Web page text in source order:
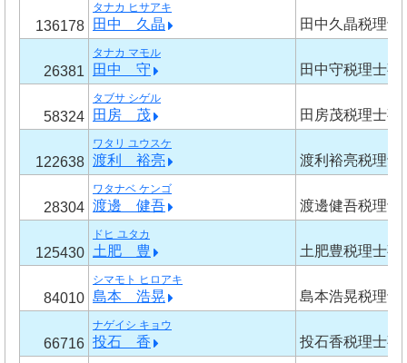
136178
タナカ ヒサアキ
田中 久晶 田中久晶税理士
26381
タナカ マモル
田中 守 田中守税理士事
58324
タブサ シゲル
田房 茂 田房茂税理士事
122638
ワタリ ユウスケ
渡利 裕亮 渡利裕亮税理士
28304
ワタナベ ケンゴ
渡邊 健吾 渡邊健吾税理士
125430
ドヒ ユタカ
土肥 豊 土肥豊税理士事
84010
シマモト ヒロアキ
島本 浩晃 島本浩晃税理士
66716
ナゲイシ キョウ
投石 香 投石香税理士事